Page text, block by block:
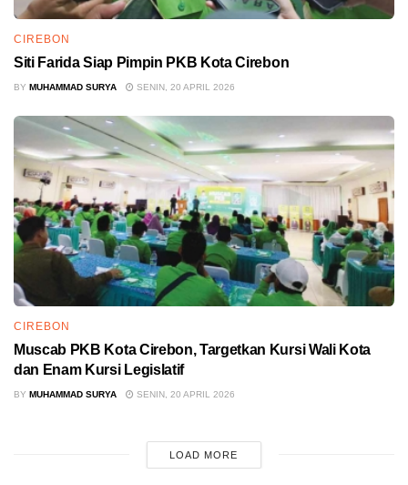
CIREBON
Siti Farida Siap Pimpin PKB Kota Cirebon
BY MUHAMMAD SURYA SENIN, 20 APRIL 2026
CIREBON
Muscab PKB Kota Cirebon, Targetkan Kursi Wali Kota
dan Enam Kursi Legislatif
BY MUHAMMAD SURYA SENIN, 20 APRIL 2026
LOAD MORE